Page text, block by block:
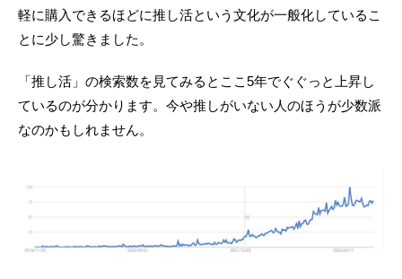
軽に購入できるほどに推し活という文化が一般化しているこ
とに少し驚きました。
「推し活」の検索数を見てみるとここ5年でぐぐっと上昇し
ているのが分かります。今や推しがいない人のほうが少数派
なのかもしれません。